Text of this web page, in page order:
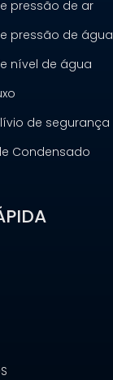
pressão de ar
pressão de água
nível de água
de segurança
Condensado